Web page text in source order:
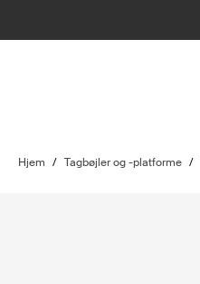
Hjem / Tagbøjler og -platforme /